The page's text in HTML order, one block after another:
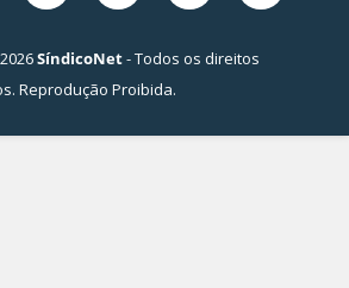
SíndicoNet- Todos os direitos
Reprodução Proibida.